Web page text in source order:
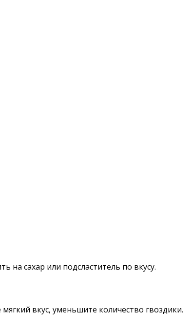
сахар или подсластитель по вкусу.
вкус, уменьшите количество гвоздики.